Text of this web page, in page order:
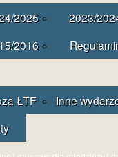
2025
2023/
2016
ŁTF
Inne